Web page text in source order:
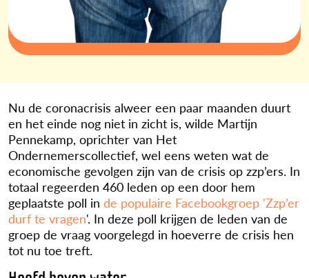
Nu de coronacrisis alweer een paar maanden duurt
en het einde nog niet in zicht is, wilde Martijn
Pennekamp, oprichter van Het
Ondernemerscollectief, wel eens weten wat de
economische gevolgen zijn van de crisis op zzp’ers. In
totaal regeerden 460 leden op een door hem
geplaatste poll in de populaire Facebookgroep 'Zzp’er
durf te vragen'. In deze poll krijgen de leden van de
groep de vraag voorgelegd in hoeverre de crisis hen
tot nu toe treft.